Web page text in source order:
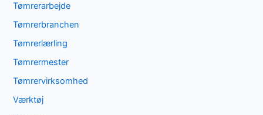
Tømrerarbejde
Tømrerbranchen
Tømrerlærling
Tømrermester
Tømrervirksomhed
Værktøj